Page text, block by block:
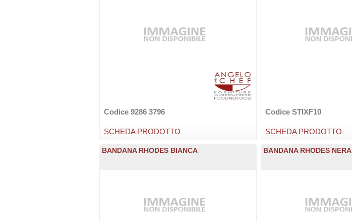
Codice 9286 3796
SCHEDA PRODOTTO
Codice STIXF10
SCHEDA PRODOTTO
BANDANA RHODES BIANCA BANDANA RHODES NERA